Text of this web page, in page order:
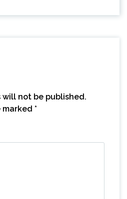
will not be published.
marked *